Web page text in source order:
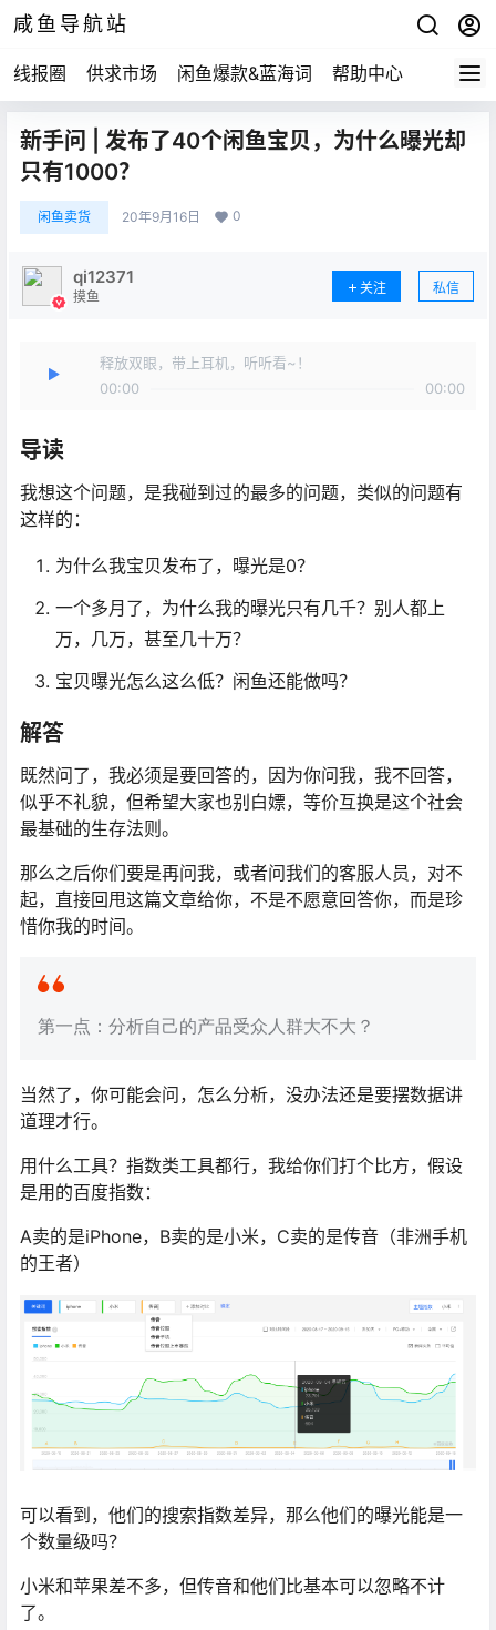
咸鱼导航站
线报圈 供求市场 闲鱼爆款&蓝海词 帮助中心
新手问 | 发布了40个闲鱼宝贝，为什么曝光却
只有1000？
闲鱼卖货 20年9月16日 0
qi12371
摸鱼
关注 私信
释放双眼，带上耳机，听听看~！
00:00
00:00
导读
我想这个问题，是我碰到过的最多的问题，类似的问题有
这样的：
为什么我宝贝发布了，曝光是0？
一个多月了，为什么我的曝光只有几千？别人都上
万，几万，甚至几十万？
宝贝曝光怎么这么低？闲鱼还能做吗？
解答
既然问了，我必须是要回答的，因为你问我，我不回答，
似乎不礼貌，但希望大家也别白嫖，等价互换是这个社会
最基础的生存法则。
那么之后你们要是再问我，或者问我们的客服人员，对不
起，直接回甩这篇文章给你，不是不愿意回答你，而是珍
惜你我的时间。
第一点：分析自己的产品受众人群大不大？
当然了，你可能会问，怎么分析，没办法还是要摆数据讲
道理才行。
用什么工具？指数类工具都行，我给你们打个比方，假设
是用的百度指数：
A卖的是iPhone，B卖的是小米，C卖的是传音（非洲手机
的王者）
可以看到，他们的搜索指数差异，那么他们的曝光能是一
个数量级吗？
小米和苹果差不多，但传音和他们比基本可以忽略不计
了。